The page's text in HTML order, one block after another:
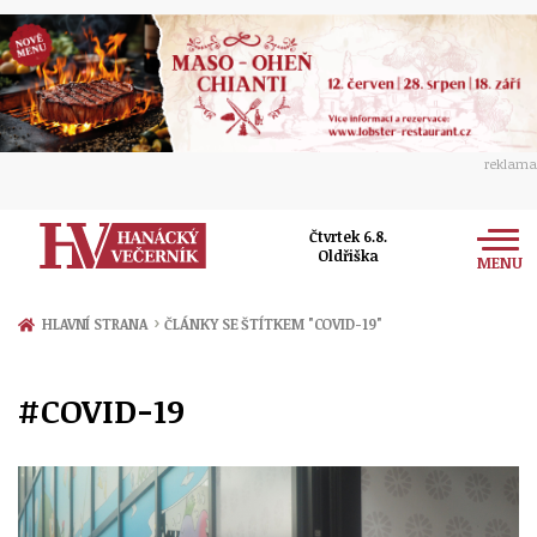
reklama
Čtvrtek 6.8.
Oldřiška
MENU
Zprávy
Přerov
Politika
Ekonomika
Kultura
Hudba
Společnost
Ženy
Sport
HLAVNÍ STRANA › ČLÁNKY SE ŠTÍTKEM "COVID-19"
#COVID-19